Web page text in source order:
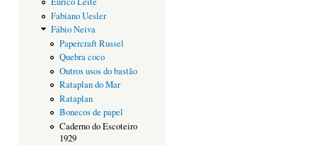
Fabiano Uesler
Fábio Neiva
Papercraft Russel
Quebra coco
Outros usos do bastão
Rataplan do Mar
Rataplan
Bonecos de papel
Caderno do Escoteiro
1929